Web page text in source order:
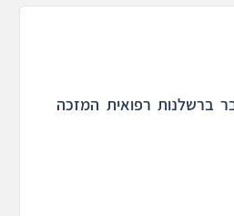
ברשלנות רפואית המזכה